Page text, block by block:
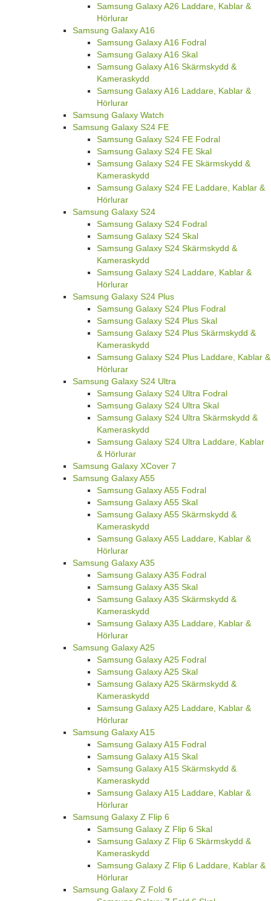
Samsung Galaxy A26 Laddare, Kablar &
Hörlurar
Samsung Galaxy A16
Samsung Galaxy A16 Fodral
Samsung Galaxy A16 Skal
Samsung Galaxy A16 Skärmskydd &
Kameraskydd
Samsung Galaxy A16 Laddare, Kablar &
Hörlurar
Samsung Galaxy Watch
Samsung Galaxy S24 FE
Samsung Galaxy S24 FE Fodral
Samsung Galaxy S24 FE Skal
Samsung Galaxy S24 FE Skärmskydd &
Kameraskydd
Samsung Galaxy S24 FE Laddare, Kablar &
Hörlurar
Samsung Galaxy S24
Samsung Galaxy S24 Fodral
Samsung Galaxy S24 Skal
Samsung Galaxy S24 Skärmskydd &
Kameraskydd
Samsung Galaxy S24 Laddare, Kablar &
Hörlurar
Samsung Galaxy S24 Plus
Samsung Galaxy S24 Plus Fodral
Samsung Galaxy S24 Plus Skal
Samsung Galaxy S24 Plus Skärmskydd &
Kameraskydd
Samsung Galaxy S24 Plus Laddare, Kablar &
Hörlurar
Samsung Galaxy S24 Ultra
Samsung Galaxy S24 Ultra Fodral
Samsung Galaxy S24 Ultra Skal
Samsung Galaxy S24 Ultra Skärmskydd &
Kameraskydd
Samsung Galaxy S24 Ultra Laddare, Kablar
& Hörlurar
Samsung Galaxy XCover 7
Samsung Galaxy A55
Samsung Galaxy A55 Fodral
Samsung Galaxy A55 Skal
Samsung Galaxy A55 Skärmskydd &
Kameraskydd
Samsung Galaxy A55 Laddare, Kablar &
Hörlurar
Samsung Galaxy A35
Samsung Galaxy A35 Fodral
Samsung Galaxy A35 Skal
Samsung Galaxy A35 Skärmskydd &
Kameraskydd
Samsung Galaxy A35 Laddare, Kablar &
Hörlurar
Samsung Galaxy A25
Samsung Galaxy A25 Fodral
Samsung Galaxy A25 Skal
Samsung Galaxy A25 Skärmskydd &
Kameraskydd
Samsung Galaxy A25 Laddare, Kablar &
Hörlurar
Samsung Galaxy A15
Samsung Galaxy A15 Fodral
Samsung Galaxy A15 Skal
Samsung Galaxy A15 Skärmskydd &
Kameraskydd
Samsung Galaxy A15 Laddare, Kablar &
Hörlurar
Samsung Galaxy Z Flip 6
Samsung Galaxy Z Flip 6 Skal
Samsung Galaxy Z Flip 6 Skärmskydd &
Kameraskydd
Samsung Galaxy Z Flip 6 Laddare, Kablar &
Hörlurar
Samsung Galaxy Z Fold 6